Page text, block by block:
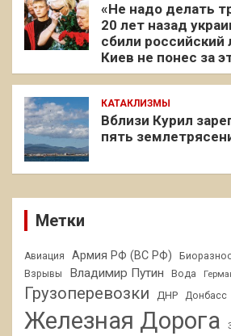
«Не надо делать
20 лет назад
сбили
Киев не понес за
КАТАКЛИЗМЫ
Вблизи Курил
пять
Метки
Авиация Армия РФ (ВС РФ)
Взрывы Владимир Путин Вода
Грузоперевозки ДНР Донбасс
Железная Дорога